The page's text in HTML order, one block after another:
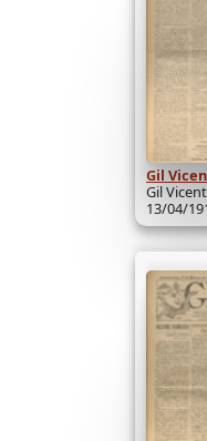
Gil
Gil
13/04/